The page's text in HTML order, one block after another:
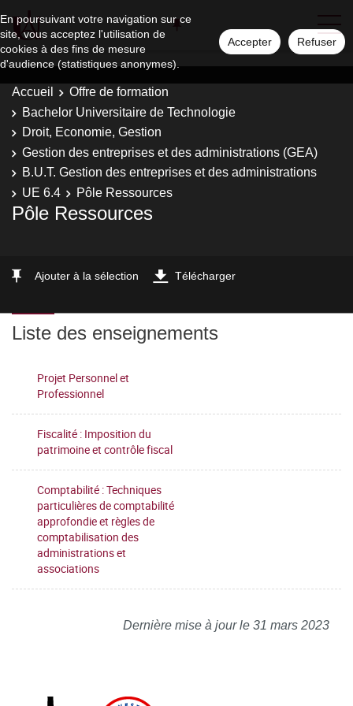
En poursuivant votre navigation sur ce
site, vous acceptez l'utilisation de
cookies à des fins de mesure
d'audience (statistiques anonymes).
Accepter Refuser
Accueil
Offre de formation
Bachelor Universitaire de Technologie
Droit, Economie, Gestion
Gestion des entreprises et des administrations (GEA)
B.U.T. Gestion des entreprises et des administrations
UE 6.4
Pôle Ressources
Pôle Ressources
Ajouter à la sélection Télécharger
Liste des enseignements
Projet Personnel et
Professionnel
Fiscalité : Imposition du
patrimoine et contrôle fiscal
Comptabilité : Techniques
particulières de comptabilité
approfondie et règles de
comptabilisation des
administrations et
associations
Dernière mise à jour le 31 mars 2023